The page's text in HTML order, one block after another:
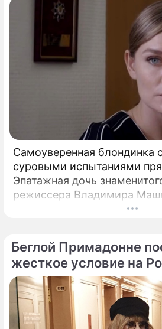
По теме
Самоуверенная блондинка
суровыми испытаниями
Эпатажная дочь
режиссера Владимира
ярко и без купюр делиться
Беглой Примадонне
жесткое условие на